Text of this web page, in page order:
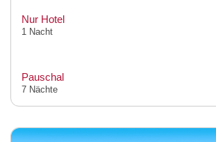
Nur Hotel
1 Nacht
Pauschal
7 Nächte